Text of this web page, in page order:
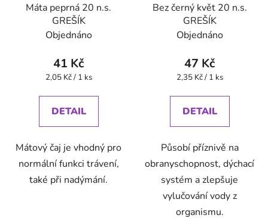
Máta peprná 20 n.s.
GREŠÍK
Objednáno
41 Kč
Měrná
2,05 Kč / 1 ks
DETAIL
Mátový čaj je vhodný pro
normální funkci trávení,
také při nadýmání.
Bez černý květ 20 n.s.
GREŠÍK
Objednáno
47 Kč
Měrná
2,35 Kč / 1 ks
DETAIL
Působí příznivě na
obranyschopnost, dýchací
systém a zlepšuje
vylučování vody z
organismu.